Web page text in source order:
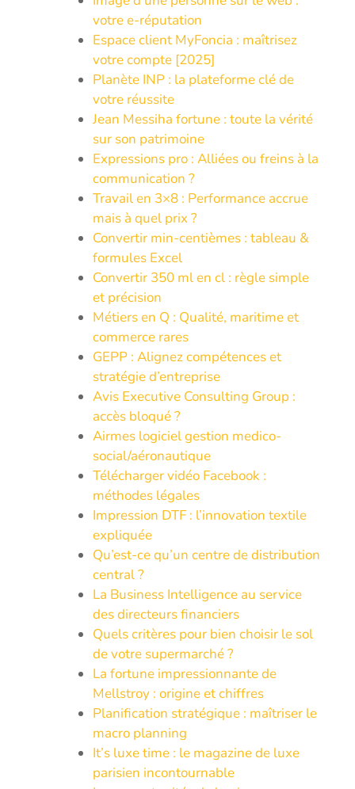
votre e-réputation
Espace client MyFoncia : maîtrisez
votre compte [2025]
Planète INP : la plateforme clé de
votre réussite
Jean Messiha fortune : toute la vérité
sur son patrimoine
Expressions pro : Alliées ou freins à la
communication ?
Travail en 3×8 : Performance accrue
mais à quel prix ?
Convertir min-centièmes : tableau &
formules Excel
Convertir 350 ml en cl : règle simple
et précision
Métiers en Q : Qualité, maritime et
commerce rares
GEPP : Alignez compétences et
stratégie d’entreprise
Avis Executive Consulting Group :
accès bloqué ?
Airmes logiciel gestion medico-
social/aéronautique
Télécharger vidéo Facebook :
méthodes légales
Impression DTF : l’innovation textile
expliquée
Qu’est-ce qu’un centre de distribution
central ?
La Business Intelligence au service
des directeurs financiers
Quels critères pour bien choisir le sol
de votre supermarché ?
La fortune impressionnante de
Mellstroy : origine et chiffres
Planification stratégique : maîtriser le
macro planning
It’s luxe time : le magazine de luxe
parisien incontournable